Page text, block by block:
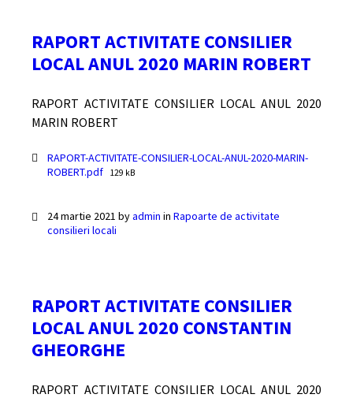
RAPORT ACTIVITATE CONSILIER
LOCAL ANUL 2020 MARIN ROBERT
RAPORT ACTIVITATE CONSILIER LOCAL ANUL 2020
MARIN ROBERT
Documente
RAPORT-ACTIVITATE-CONSILIER-LOCAL-ANUL-2020-MARIN-
ROBERT.pdf File
129 kB
24 martie 2021 byadmin in Rapoarte de activitate
consilieri locali
RAPORT ACTIVITATE CONSILIER
LOCAL ANUL 2020 CONSTANTIN
GHEORGHE
RAPORT ACTIVITATE CONSILIER LOCAL ANUL 2020